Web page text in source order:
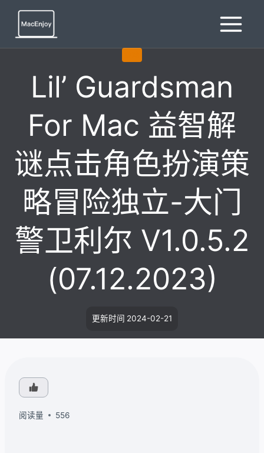
Lil’ Guardsman
For Mac 益智解
谜点击角色扮演策
略冒险独立-大门
警卫利尔 V1.0.5.2
(07.12.2023)
更新时间 2024-02-21
阅读量 556